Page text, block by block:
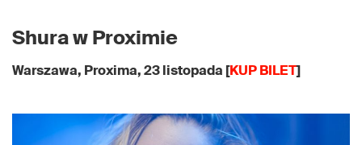
Shura w Proximie
Warszawa, Proxima, 23 listopada [KUP BILET]